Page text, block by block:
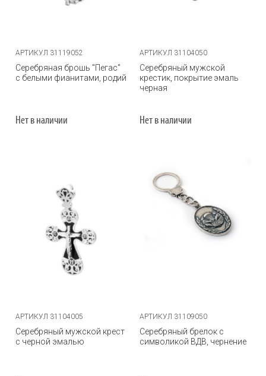
АРТИКУЛ 31119052
Серебряная брошь "Пегас"
с белыми фианитами, родий
Нет в наличии
АРТИКУЛ 31104050
Серебряный мужской
крестик, покрытие эмаль
черная
Нет в наличии
АРТИКУЛ 31104005
Серебряный мужской крест
с черной эмалью
АРТИКУЛ 31109050
Серебряный брелок с
символикой ВДВ, чернение